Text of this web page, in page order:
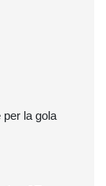
per la gola